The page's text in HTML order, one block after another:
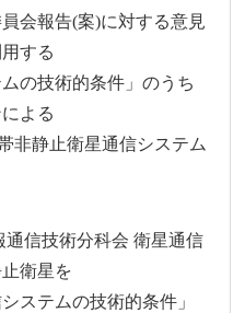
会報告(案)に対する意見
する
技術的条件」のうち
よる
静止衛星通信システム
技術分科会 衛星通信
衛星を
テムの技術的条件」